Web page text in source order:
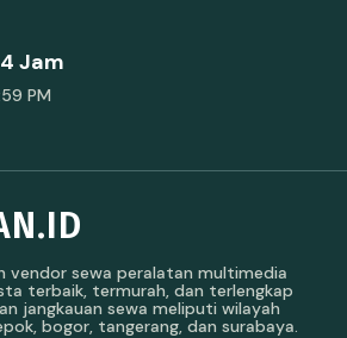
Jam
PM
vendor sewa peralatan multimedia
terbaik, termurah, dan terlengkap
jangkauan sewa meliputi wilayah
bogor, tangerang, dan surabaya.